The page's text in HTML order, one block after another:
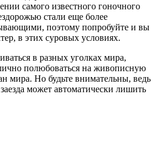
самого известного гоночного
стали еще более
поэтому попробуйте и вы
в этих суровых условиях.
в разных уголках мира,
полюбоваться на живописную
мира. Но будьте внимательны, ведь
может автоматически лишить